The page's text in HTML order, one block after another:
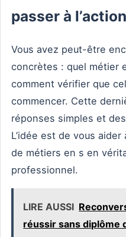
passer à l’action
Vous avez peut-être
concrètes : quel métier
comment vérifier que
commencer. Cette
réponses simples et
L’idée est de vous
de métiers en s en
professionnel.
LIRE AUSSI
réussir sans diplôme